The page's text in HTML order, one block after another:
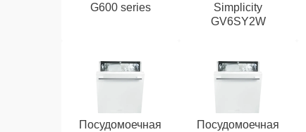
G600 series
Simplicity
GV6SY2W
Посудомоечная
Посудомоечная